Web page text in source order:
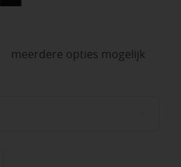
meerdere opties mogelijk